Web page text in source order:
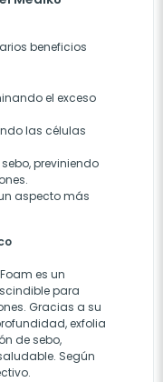
beneficios
el exceso
las células
previniendo
aspecto más
es un
para
Gracias a su
exfolia
de sebo,
Según